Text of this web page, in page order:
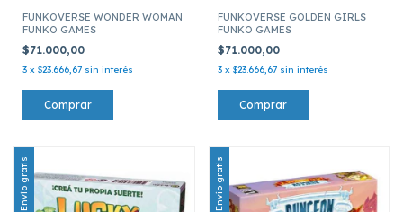
FUNKOVERSE WONDER WOMAN
FUNKO GAMES
$71.000,00
3 x $23.666,67 sin interés
FUNKOVERSE GOLDEN GIRLS
FUNKO GAMES
$71.000,00
3 x $23.666,67 sin interés
Envío gratis Envío gratis